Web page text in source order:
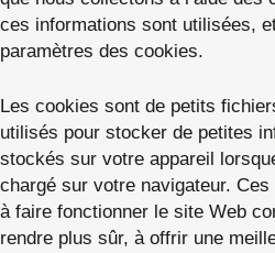
ces informations sont utilisées,
paramètres des cookies.
Les cookies sont de petits
utilisés pour stocker de petites
stockés sur votre appareil
chargé sur votre navigateur.
à faire fonctionner le site Web
rendre plus sûr, à offrir une